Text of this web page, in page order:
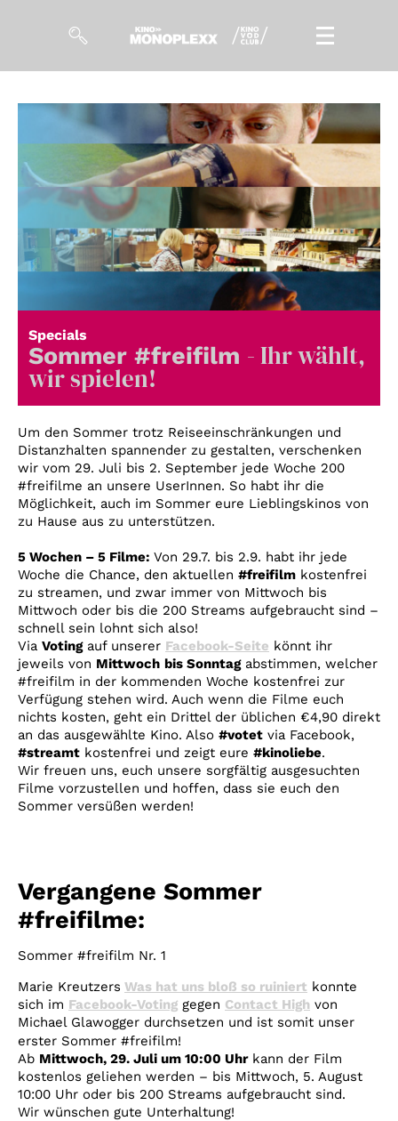
Magazin
Kuratierungen
Events
So geht’s
Filmpakete
Gutscheine
& Filmpässe
Account
Suche
Specials
Sommer #freifilm - Ihr wählt,
wir spielen!
Um den Sommer trotz Reiseeinschränkungen und
Distanzhalten spannender zu gestalten, verschenken
wir vom 29. Juli bis 2. September jede Woche 200
#freifilme an unsere UserInnen. So habt ihr die
Möglichkeit, auch im Sommer eure Lieblingskinos von
zu Hause aus zu unterstützen.
5 Wochen – 5 Filme: Von 29.7. bis 2.9. habt ihr jede
Woche die Chance, den aktuellen #freifilm kostenfrei
zu streamen, und zwar immer von Mittwoch bis
Mittwoch oder bis die 200 Streams aufgebraucht sind –
schnell sein lohnt sich also!
Via Votingauf unserer Facebook-Seite könnt ihr
jeweils von Mittwoch bis Sonntagabstimmen, welcher
#freifilm in der kommenden Woche kostenfrei zur
Verfügung stehen wird. Auch wenn die Filme euch
nichts kosten, geht ein Drittel der üblichen €4,90 direkt
an das ausgewählte Kino. Also #votet via Facebook,
#streamt kostenfrei und zeigt eure #kinoliebe.
Wir freuen uns, euch unsere sorgfältig ausgesuchten
Filme vorzustellen und hoffen, dass sie euch den
Sommer versüßen werden!
Vergangene Sommer
#freifilme:
Sommer #freifilm Nr. 1
Marie Kreutzers Was hat uns bloß so ruiniert konnte
sich im Facebook-Voting gegen Contact High von
Michael Glawogger durchsetzen und ist somit unser
erster Sommer #freifilm!
Ab Mittwoch, 29. Juli um 10:00 Uhrkann der Film
kostenlos geliehen werden – bis Mittwoch, 5. August
10:00 Uhr oder bis 200 Streams aufgebraucht sind.
Wir wünschen gute Unterhaltung!